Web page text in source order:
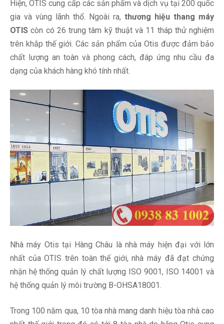
Hiện, OTIS cung cấp các sản phẩm và dịch vụ tại 200 quốc
gia và vùng lãnh thổ. Ngoài ra, thương hiệu thang máy
OTIS còn có 26 trung tâm kỹ thuật và 11 tháp thử nghiệm
trên khắp thế giới. Các sản phẩm của Otis được đảm bảo
chất lượng an toàn và phong cách, đáp ứng nhu cầu đa
dạng của khách hàng khó tính nhất.
Nhà máy Otis tại Hàng Châu là nhà máy hiện đại với lớn
nhất của OTIS trên toàn thế giới, nhà máy đã đạt chứng
nhận hệ thống quản lý chất lượng ISO 9001, ISO 14001 và
hệ thống quản lý môi trường B-OHSA18001.
Trong 100 năm qua, 10 tòa nhà mang danh hiệu tòa nhà cao